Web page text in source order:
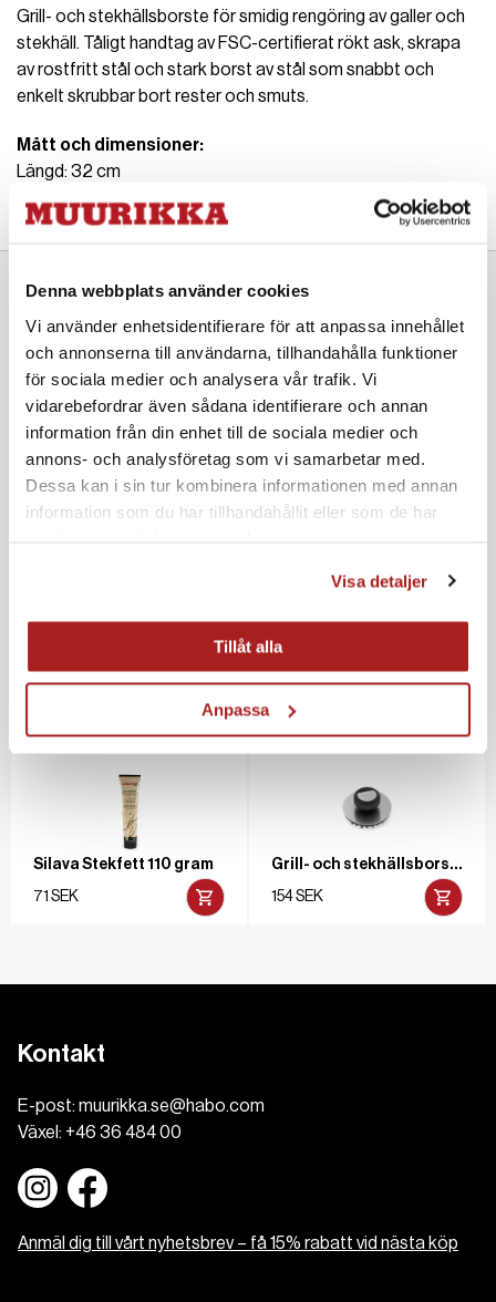
Denna webbplats använder cookies
Vi använder enhetsidentifierare för att anpassa innehållet
och annonserna till användarna, tillhandahålla funktioner
för sociala medier och analysera vår trafik. Vi
vidarebefordrar även sådana identifierare och annan
information från din enhet till de sociala medier och
annons- och analysföretag som vi samarbetar med.
Dessa kan i sin tur kombinera informationen med annan
information som du har tillhandahållit eller som de har
Visa detaljer
Tillåt alla
Anpassa
Grill- och stekhällsborste för smidig rengöring av galler och
stekhäll. Tåligt handtag av FSC-certifierat rökt ask, skrapa
av rostfritt stål och stark borst av stål som snabbt och
enkelt skrubbar bort rester och smuts.
Mått och dimensioner:
Längd: 32 cm
Bredd: 7 cm
Komplettera gärna med
1132 SEK 379 SEK
Paellapanna Kallvalsat stål 60 cm Paellapanna Kallvalsat stål 50 cm
445 SEK
Silava Stekfett 110 gram
71 SEK
Grill- och stekhällsborste, rund Rostfritt/ask
154 SEK
Kontakt
E-post: muurikka.se@habo.com
Växel: +46 36 484 00
Anmäl dig till vårt nyhetsbrev – få 15% rabatt vid nästa köp